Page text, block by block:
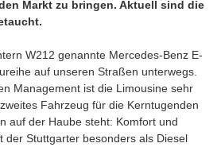
Markt zu bringen. Aktuell sind die
W212 genannte Mercedes-Benz E-
auf unseren Straßen unterwegs.
Management ist die Limousine sehr
Fahrzeug für die Kerntugenden
auf der Haube steht: Komfort und
der Stuttgarter besonders als Diesel